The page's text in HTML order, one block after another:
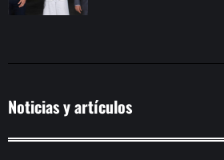
Noticias y artículos